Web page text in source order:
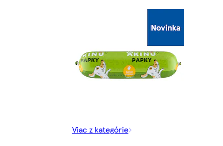
Viac z kategórie